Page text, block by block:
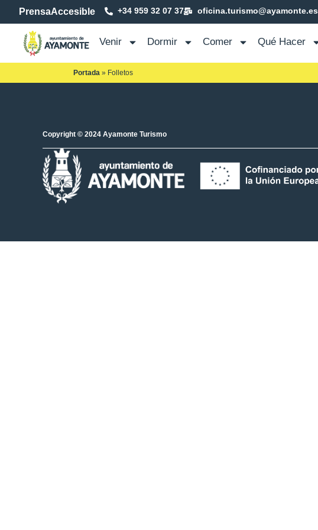
PrensaAccesible +34 959 32 07 37 oficina.turismo@ayamonte.es
Venir Dormir Comer Qué Hacer
Portada » Folletos
Copyright © 2024 Ayamonte Turismo